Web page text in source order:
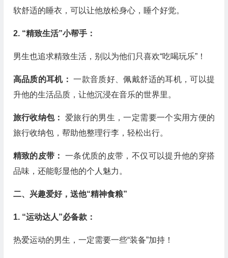
软舒适的睡衣，可以让他放松身心，睡个好觉。
2. “精致生活”小帮手：
男生也追求精致生活，别以为他们只喜欢“吃喝玩乐”！
高品质的耳机：一款音质好、佩戴舒适的耳机，可以提
升他的生活品质，让他沉浸在音乐的世界里。
旅行收纳包： 爱旅行的男生，一定需要一个实用方便的
旅行收纳包，帮助他整理行李，轻松出行。
精致的皮带：一条优质的皮带，不仅可以提升他的穿搭
品味，还能彰显他的个人魅力。
二、兴趣爱好，送他“精神食粮”
1. “运动达人”必备款：
热爱运动的男生，一定需要一些“装备”加持！